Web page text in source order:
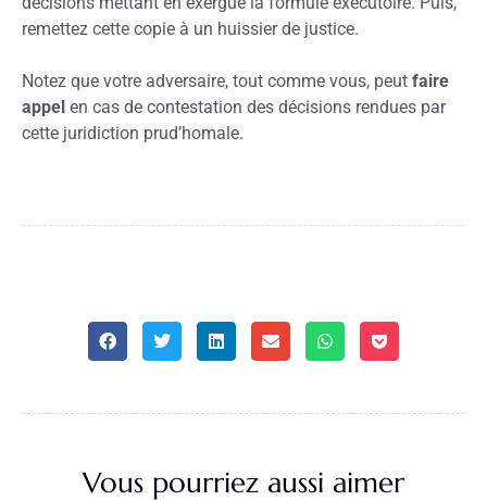
remettez cette copie à un huissier de justice.
Notez que votre adversaire, tout comme vous, peut faire
appel en cas de contestation des décisions rendues par
cette juridiction prud’homale.
Vous pourriez aussi aimer